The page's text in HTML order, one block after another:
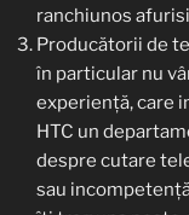
ranchiunos
Producătorii de
în particular nu
experiență, care
HTC un
despre cutare
sau